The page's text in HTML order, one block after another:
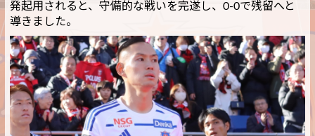
発起用されると、守備的な戦いを完遂し、0-0で残留へと
導きました。